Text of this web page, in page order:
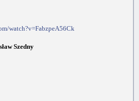
watch?v=FabzpeA56Ck
Szedny